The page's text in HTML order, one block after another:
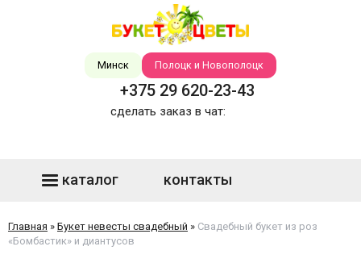
Минск Полоцк и Новополоцк
+375 29 620-23-43
сделать заказ в чат:
каталог контакты
Главная » Букет невесты свадебный » Свадебный букет из роз
«Бомбастик» и диантусов